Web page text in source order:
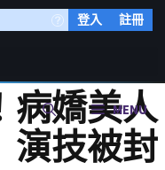
登入 註冊
MENU
病嬌美人
演技被封